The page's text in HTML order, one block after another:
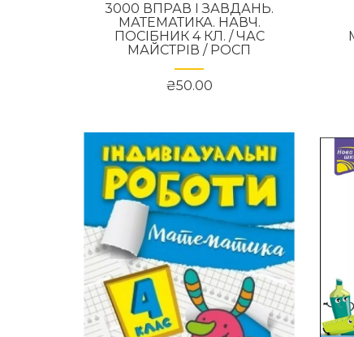
3000 ВПРАВ І ЗАВДАНЬ.
МАТЕМАТИКА. НАВЧ.
ПОСІБНИК 4 КЛ. / ЧАС
МАЙСТРІВ / РОСП
₴50.00